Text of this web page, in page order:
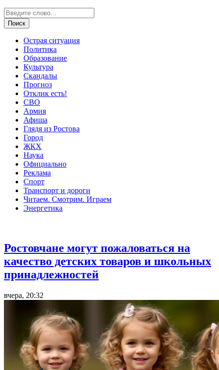
Острая ситуация
Политика
Образование
Культура
Скандалы
Прогноз
Отклик есть!
СВО
Армия
Афиша
Глядя из Ростова
Город
ЖКХ
Наука
Официально
Реклама
Спорт
Транспорт и дороги
Читаем. Смотрим. Играем
Энергетика
Ростовчане могут пожаловаться на
качество детских товаров и школьных
принадлежностей
вчера, 20:32